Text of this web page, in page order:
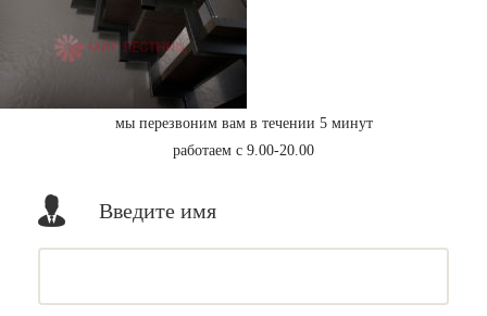
мы перезвоним вам в течении 5 минут
работаем с 9.00-20.00
Введите имя